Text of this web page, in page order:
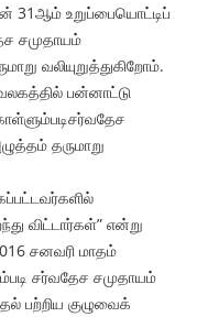
31ஆம் உறுப்பையொட்டிப்
சமுதாயம்
வலியுறுத்துகிறோம்.
பன்னாட்டு
தருமாறு
விட்டார்கள்” என்று
சனவரி மாதம்
சர்வதேச சமுதாயம்
பற்றிய குழுவைக்